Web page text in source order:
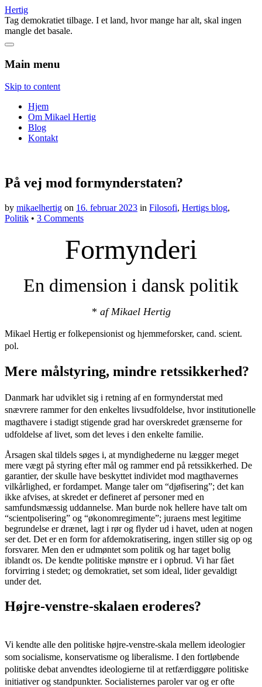
Hertig
Tag demokratiet tilbage. I et land, hvor mange har alt, skal ingen
mangle det basale.
Main menu
Skip to content
Hjem
Om Mikael Hertig
Blog
Kontakt
På vej mod formynderstaten?
by mikaelhertig on 16. februar 2023 in Filosofi, Hertigs blog,
Politik • 3 Comments
Formynderi
En dimension i dansk politik
* af Mikael Hertig
Mikael Hertig er folkepensionist og hjemmeforsker, cand. scient.
pol.
Mere målstyring, mindre retssikkerhed?
Danmark har udviklet sig i retning af en formynderstat med
snævrere rammer for den enkeltes livsudfoldelse, hvor institutionelle
magthavere i stadigt stigende grad har overskredet grænserne for
udfoldelse af livet, som det leves i den enkelte familie.
Årsagen skal tildels søges i, at myndighederne nu lægger meget
mere vægt på styring efter mål og rammer end på retssikkerhed. De
garantier, der skulle have beskyttet individet mod magthavernes
vilkårlighed, er fordampet. Mange taler om “djøfisering”; det kan
ikke afvises, at skredet er defineret af personer med en
samfundsmæssig uddannelse. Man burde nok hellere have talt om
“scientpolisering” og “økonomregimente”; juraens mest legitime
begrundelse er drænet, lagt i rør og flyder ud i havet, uden at nogen
ser det. Det er en form for afdemokratisering, ingen stiller sig op og
forsvarer. Men den er udmøntet som politik og har taget bolig
iblandt os. De kendte politiske mønstre er i opbrud. Vi har fået
forvirring i stedet; og demokratiet, set som ideal, lider gevaldigt
under det.
Højre-venstre-skalaen eroderes?
Vi kendte alle den politiske højre-venstre-skala mellem ideologier
som socialisme, konservatisme og liberalisme. I den fortløbende
politiske debat anvendtes ideologierne til at retfærdiggøre politiske
initiativer og standpunkter. Socialisternes paroler var og er ofte